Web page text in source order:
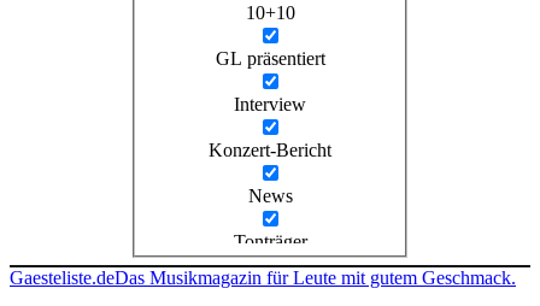
10+10
GL präsentiert
Interview
Konzert-Bericht
News
Tonträger
Gaesteliste.deDas Musikmagazin für Leute mit gutem Geschmack.